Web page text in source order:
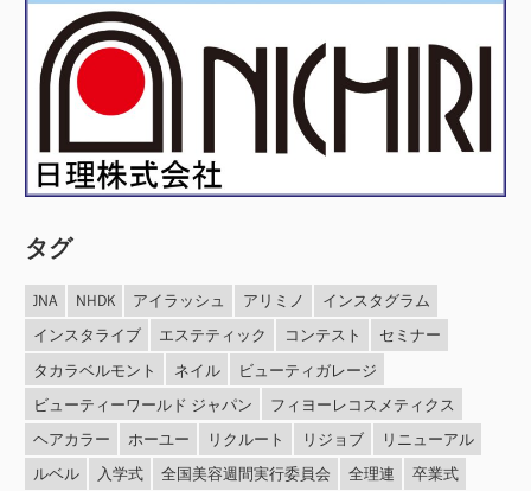
シ
ン
タグ
JNA NHDK アイラッシュ アリミノ
インスタグラム
インスタライブ
エステティック コンテスト
セミナー
タカラベルモント
ネイル
ビューティガレージ
ビューティーワールド ジャパン
フィヨーレコスメティクス
ヘアカラー
ホーユー リクルート リジョブ
リニューアル
ルベル
入学式 全国美容週間実行委員会 全理連
卒業式